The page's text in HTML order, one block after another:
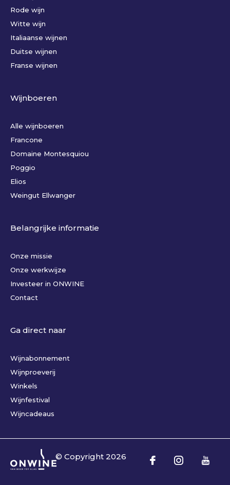
Rode wijn
Witte wijn
Italiaanse wijnen
Duitse wijnen
Franse wijnen
Wijnboeren
Alle wijnboeren
Francone
Domaine Montesquiou
Poggio
Elios
Weingut Ellwanger
Belangrijke informatie
Onze missie
Onze werkwijze
Investeer in ONWINE
Contact
Ga direct naar
Wijnabonnement
Wijnproeverij
Winkels
Wijnfestival
Wijncadeaus
© Copyright 2026